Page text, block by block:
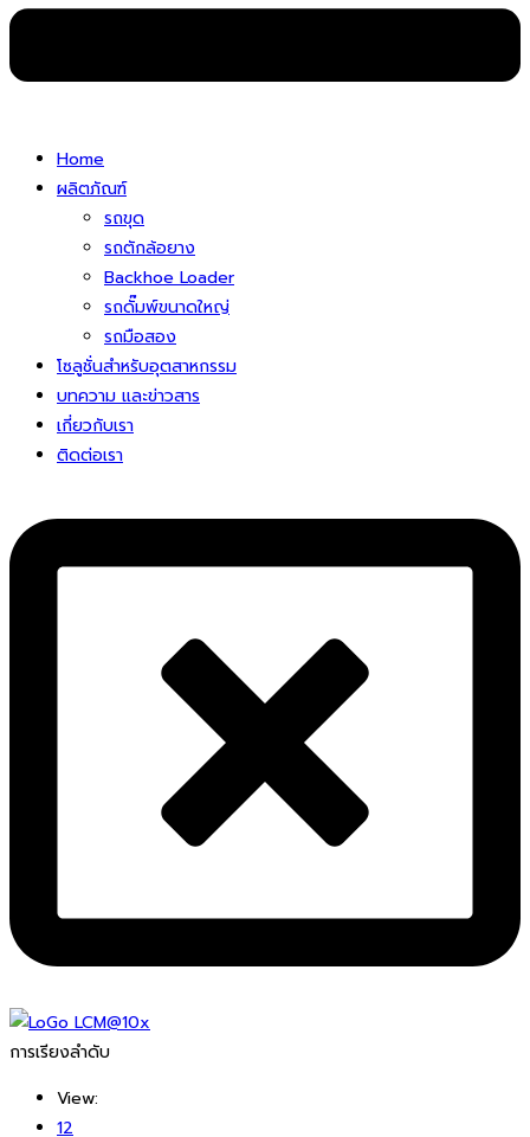
Home
ผลิตภัณฑ์
รถขุด
รถตักล้อยาง
Backhoe Loader
รถดั๊มพ์ขนาดใหญ่
รถมือสอง
โซลูชั่นสําหรับอุตสาหกรรม
บทความ และข่าวสาร
เกี่ยวกับเรา
ติดต่อเรา
การเรียงลำดับ
View:
12